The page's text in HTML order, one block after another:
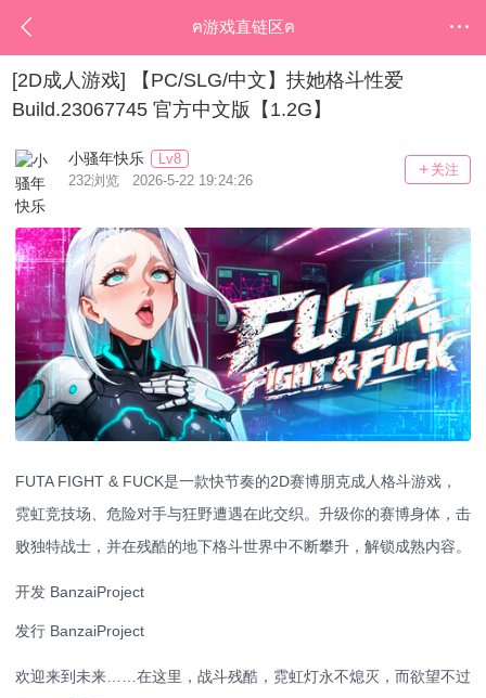
ฅ游戏直链区ฅ
[2D成人游戏]
【PC/SLG/中文】扶她格斗性爱
Build.23067745 官方中文版【1.2G】
小骚年快乐
Lv8
232浏览 2026-5-22 19:24:26
关注
FUTA FIGHT & FUCK是一款快节奏的2D赛博朋克成人格斗游戏，
霓虹竞技场、危险对手与狂野遭遇在此交织。升级你的赛博身体，击
败独特战士，并在残酷的地下格斗世界中不断攀升，解锁成熟内容。
开发 BanzaiProject
发行 BanzaiProject
欢迎来到未来……在这里，战斗残酷，霓虹灯永不熄灭，而欲望不过